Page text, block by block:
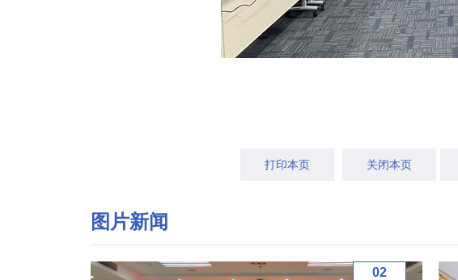
打印本页 关闭本页
图片新闻
02